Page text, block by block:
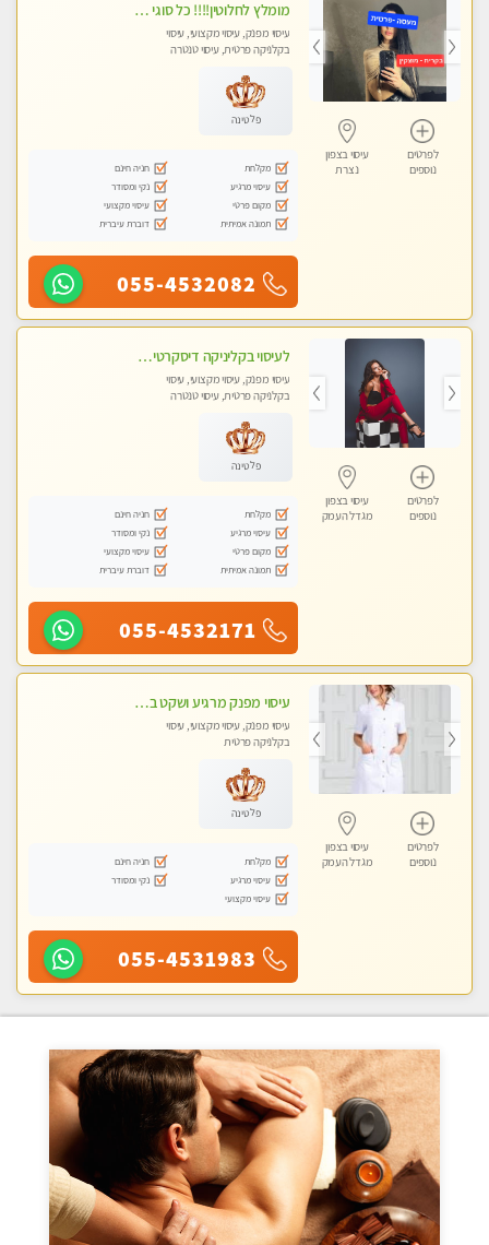
לפרטים
נוספים
עיסוי בצפון
נצרת
מומלץ לחלוטין!!!! כל סוגי העיסויים מעסה מקצועית ואיכותית פרטי!!!
עיסוי מפנק, עיסוי מקצועי, עיסוי
בקלניקה פרטית, עיסוי טנטרה
פלטינה
מקלחת
חניה חינם
עיסוי מרגיע
נקי ומסודר
מקום פרטי
עיסוי מקצועי
תמונה אמיתית
דוברת עיברית
055-4532082
לפרטים
נוספים
עיסוי בצפון
מגדל העמק
לעיסוי בקליניקה דיסקרטית -בחיפה
עיסוי מפנק, עיסוי מקצועי, עיסוי
בקלניקה פרטית, עיסוי טנטרה
פלטינה
מקלחת
חניה חינם
עיסוי מרגיע
נקי ומסודר
מקום פרטי
עיסוי מקצועי
תמונה אמיתית
דוברת עיברית
055-4532171
לפרטים
נוספים
עיסוי בצפון
מגדל העמק
עיסוי מפנק מרגיע ושקט במקום מדהים עיסוי מושקע מאוד
עיסוי מפנק, עיסוי מקצועי, עיסוי
בקלניקה פרטית
פלטינה
מקלחת
חניה חינם
עיסוי מרגיע
נקי ומסודר
עיסוי מקצועי
055-4531983